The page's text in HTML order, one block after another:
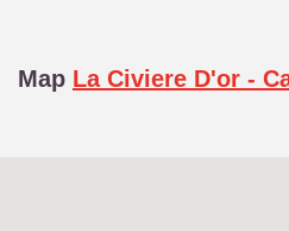
Map La Civiere D'or -